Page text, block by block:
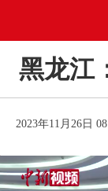
黑龙江
2023年11月26日